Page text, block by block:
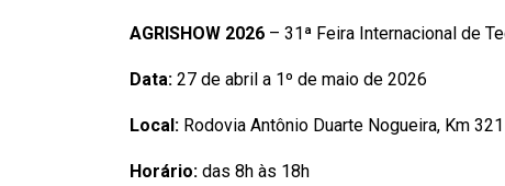
AGRISHOW 2026 – 31ª Feira Internacional de
Data: 27 de abril a 1º de maio de 2026
Local: Rodovia Antônio Duarte Nogueira, Km
Horário: das 8h às 18h